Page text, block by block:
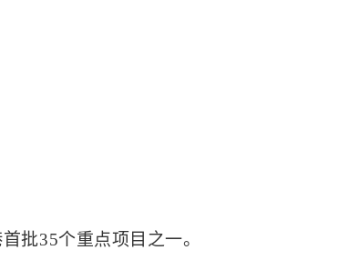
批35个重点项目之一。